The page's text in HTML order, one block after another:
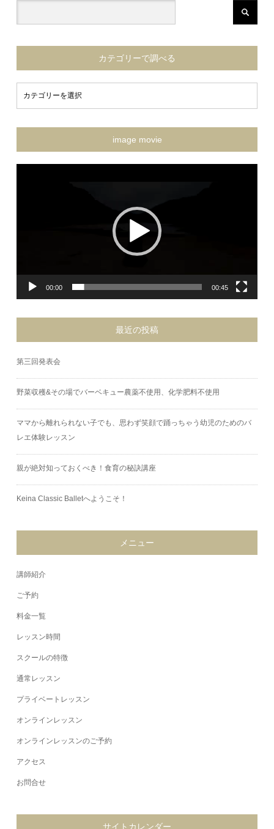
カテゴリーで調べる
image movie
動
00:00 00:45
最近の投稿
第三回発表会
野菜収穫&その場でバーベキュー農薬不使用、化学肥料不使用
ママから離れられない子でも、思わず笑顔で踊っちゃう幼児のためのバ
レエ体験レッスン
親が絶対知っておくべき！食育の秘訣講座
Keina Classic Balletへようこそ！
メニュー
講師紹介
ご予約
料金一覧
レッスン時間
スクールの特徴
通常レッスン
プライベートレッスン
オンラインレッスン
オンラインレッスンのご予約
アクセス
お問合せ
サイトカレンダー